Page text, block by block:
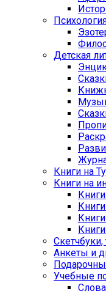
Детская
Книги на
Книги на
Cкетчбуки,
Анкеты и
Учебные